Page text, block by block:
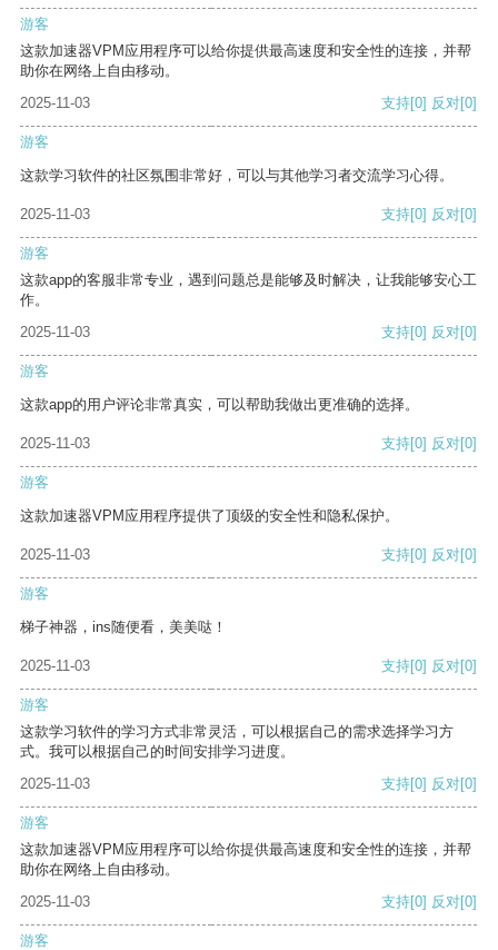
游客
这款加速器VPM应用程序可以给你提供最高速度和安全性的连接，并帮
助你在网络上自由移动。
2025-11-03
支持[0] 反对[0]
游客
这款学习软件的社区氛围非常好，可以与其他学习者交流学习心得。
2025-11-03 支持[0] 反对[0]
游客
这款app的客服非常专业，遇到问题总是能够及时解决，让我能够安心工
作。
2025-11-03
支持[0] 反对[0]
游客
这款app的用户评论非常真实，可以帮助我做出更准确的选择。
2025-11-03 支持[0] 反对[0]
游客
这款加速器VPM应用程序提供了顶级的安全性和隐私保护。
2025-11-03 支持[0] 反对[0]
游客
梯子神器，ins随便看，美美哒！
2025-11-03 支持[0] 反对[0]
游客
这款学习软件的学习方式非常灵活，可以根据自己的需求选择学习方
式。我可以根据自己的时间安排学习进度。
2025-11-03
支持[0] 反对[0]
游客
这款加速器VPM应用程序可以给你提供最高速度和安全性的连接，并帮
助你在网络上自由移动。
2025-11-03
支持[0] 反对[0]
游客